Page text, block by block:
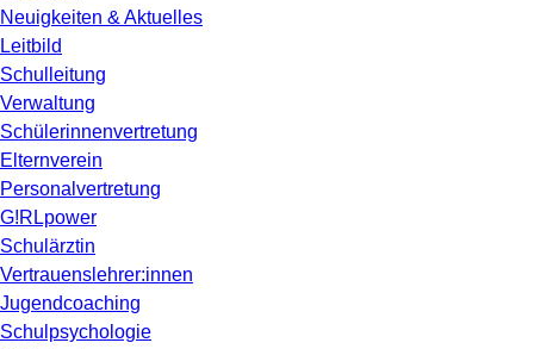
Neuigkeiten & Aktuelles
Leitbild
Schulleitung
Verwaltung
Schülerinnenvertretung
Elternverein
Personalvertretung
G!RLpower
Schulärztin
Vertrauenslehrer:innen
Jugendcoaching
Schulpsychologie